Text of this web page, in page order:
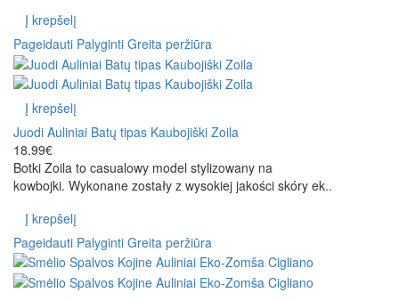
Į krepšelį
Pageidauti Palyginti Greita peržiūra
Į krepšelį
Juodi Auliniai Batų tipas Kaubojiški Zoila
18.99€
Botki Zoila to casualowy model stylizowany na
kowbojki. Wykonane zostały z wysokiej jakości skóry ek..
Į krepšelį
Pageidauti Palyginti Greita peržiūra